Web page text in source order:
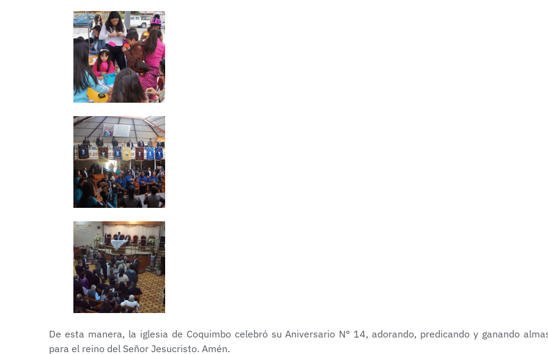
De esta manera, la iglesia de Coquimbo celebró su Aniversario N° 14, adorando, predicando y ganando
para el reino del Señor Jesucristo. Amén.